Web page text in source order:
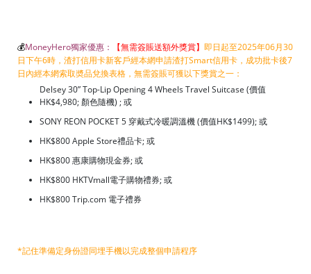
💰MoneyHero獨家優惠： 【無需簽賬送額外獎賞】 即日起至2025年06月30
日下午6時，渣打信用卡新客戶經本網申請渣打Smart信用卡，成功批卡後7
日內經本網索取奬品兌換表格，無需簽賬可獲以下獎賞之一：
Delsey 30” Top-Lip Opening 4 Wheels Travel Suitcase (價值
HK$4,980; 顏色隨機) ; 或
SONY REON POCKET 5 穿戴式冷暖調溫機 (價值HK$1499); 或
HK$800 Apple Store禮品卡; 或
HK$800 惠康購物現金券; 或
HK$800 HKTVmall電子購物禮券; 或
HK$800 Trip.com 電子禮券
*記住準備定身份證同埋手機以完成整個申請程序